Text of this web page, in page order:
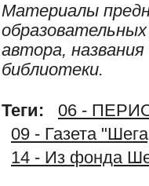
Материалы
автора,
библиотеки.
Теги:
06 -
09 - Газета
14 - Из фонда